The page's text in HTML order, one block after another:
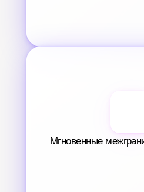
Мгновенные